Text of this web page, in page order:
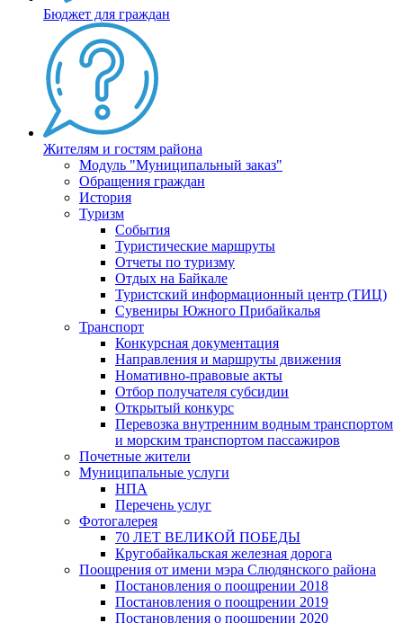
Бюджет для граждан
Жителям и гостям района
Модуль "Муниципальный заказ"
Обращения граждан
История
Туризм
События
Туристические маршруты
Отчеты по туризму
Отдых на Байкале
Туристский информационный центр (ТИЦ)
Сувениры Южного Прибайкалья
Транспорт
Конкурсная документация
Направления и маршруты движения
Номативно-правовые акты
Отбор получателя субсидии
Открытый конкурс
Перевозка внутренним водным транспортом
и морским транспортом пассажиров
Почетные жители
Муниципальные услуги
НПА
Перечень услуг
Фотогалерея
70 ЛЕТ ВЕЛИКОЙ ПОБЕДЫ
Кругобайкальская железная дорога
Поощрения от имени мэра Слюдянского района
Постановления о поощрении 2018
Постановления о поощрении 2019
Постановления о поощрении 2020